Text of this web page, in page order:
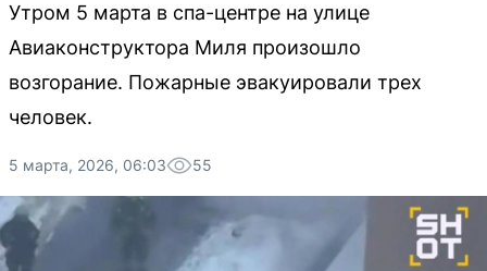
Утром 5 марта в спа-центре на улице
Авиаконструктора Миля произошло
возгорание. Пожарные эвакуировали трех
человек.
5 марта, 2026, 06:03 55